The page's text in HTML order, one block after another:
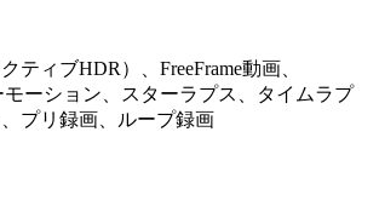
ティブHDR）、FreeFrame動画、
モーション、スターラプス、タイムラプ
プリ録画、ループ録画